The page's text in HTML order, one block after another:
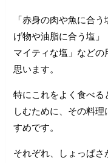
「赤身の肉や魚に合
げ物や油脂に合う塩
マイティな塩」などの
思います。
特にこれをよく食べる
しむために、その料
すめです。
それぞれ、しょっぱさ